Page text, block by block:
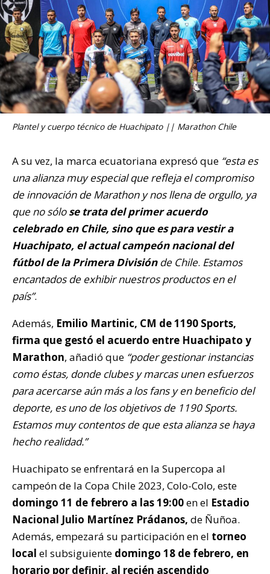
Plantel y cuerpo técnico de Huachipato || Marathon Chile
A su vez, la marca ecuatoriana expresó que “esta es
una alianza muy especial que refleja el compromiso
de innovación de Marathon y nos llena de orgullo, ya
que no sólose trata del primer acuerdo
celebrado en Chile, sino que es para vestir a
Huachipato, el actual campeón nacional del
fútbol de la Primera Divisiónde Chile. Estamos
encantados de exhibir nuestros productos en el
país”.
Además, Emilio Martinic, CM de 1190 Sports,
firma que gestó el acuerdo entre Huachipato y
Marathon, añadió que “poder gestionar instancias
como éstas, donde clubes y marcas unen esfuerzos
para acercarse aún más a los fans y en beneficio del
deporte, es uno de los objetivos de 1190 Sports.
Estamos muy contentos de que esta alianza se haya
hecho realidad.”
Huachipato se enfrentará en la Supercopa al
campeón de la Copa Chile 2023, Colo-Colo, este
domingo 11 de febrero a las 19:00en el Estadio
Nacional Julio Martínez Prádanos, de Ñuñoa.
Además, empezará su participación en el torneo
local el subsiguiente domingo 18 de febrero, en
horario por definir, al recién ascendido